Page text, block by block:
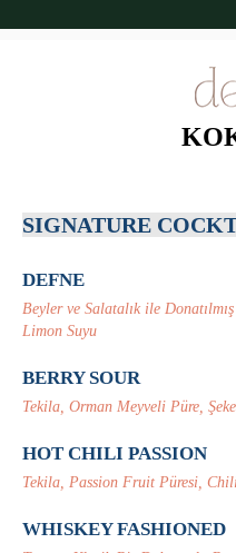
SIGNATURE
DEFNE
Beyler ve Salatalık ile
Limon Suyu
BERRY SOUR
Tekila, Orman Meyveli Püre,
HOT CHILI PASSION
Tekila, Passion Fruit Püresi,
WHISKEY FASHIONED